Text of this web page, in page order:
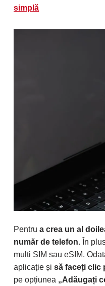
simplă
Pentru a crea un al
număr de telefon. În
multi SIM sau eSIM.
aplicație și să faceți clic
pe opțiunea „Adăugați